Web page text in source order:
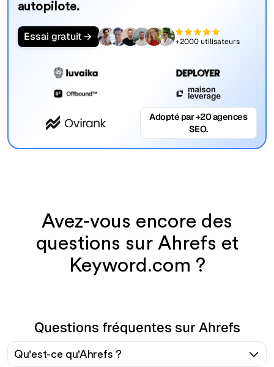
autopilote.
Essai gratuit +2000 utilisateurs
Adopté par +20 agences
SEO.
Avez-vous encore des
questions sur Ahrefs et
Keyword.com ?
Questions fréquentes sur Ahrefs
Qu'est-ce qu'Ahrefs ?